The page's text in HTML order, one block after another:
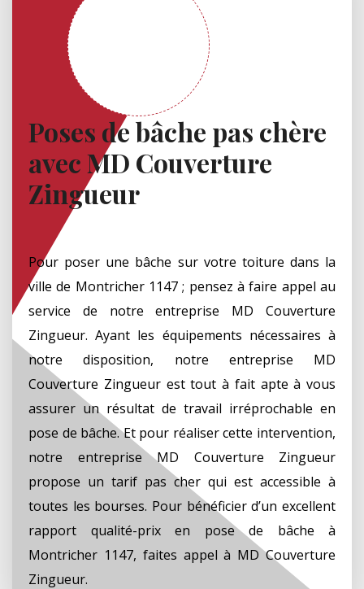
Poses de bâche pas chère
avec MD Couverture
Zingueur
Pour poser une bâche sur votre toiture dans la
ville de Montricher 1147 ; pensez à faire appel au
service de notre entreprise MD Couverture
Zingueur. Ayant les équipements nécessaires à
notre disposition, notre entreprise MD
Couverture Zingueur est tout à fait apte à vous
assurer un résultat de travail irréprochable en
pose de bâche. Et pour réaliser cette intervention,
notre entreprise MD Couverture Zingueur
propose un tarif pas cher qui est accessible à
toutes les bourses. Pour bénéficier d’un excellent
rapport qualité-prix en pose de bâche à
Montricher 1147, faites appel à MD Couverture
Zingueur.